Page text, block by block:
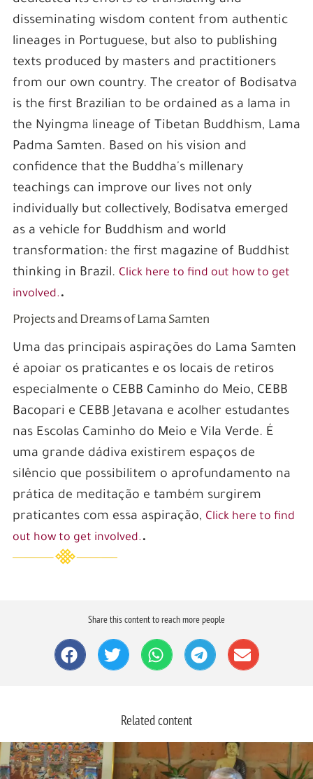
disseminating wisdom content from authentic
lineages in Portuguese, but also to publishing
texts produced by masters and practitioners
from our own country. The creator of Bodisatva
is the first Brazilian to be ordained as a lama in
the Nyingma lineage of Tibetan Buddhism, Lama
Padma Samten. Based on his vision and
confidence that the Buddha's millenary
teachings can improve our lives not only
individually but collectively, Bodisatva emerged
as a vehicle for Buddhism and world
transformation: the first magazine of Buddhist
thinking in Brazil. Click here to find out how to get
involved..
Projects and Dreams of Lama Samten
Uma das principais aspirações do Lama Samten
é apoiar os praticantes e os locais de retiros
especialmente o CEBB Caminho do Meio, CEBB
Bacopari e CEBB Jetavana e acolher estudantes
nas Escolas Caminho do Meio e Vila Verde. É
uma grande dádiva existirem espaços de
silêncio que possibilitem o aprofundamento na
prática de meditação e também surgirem
praticantes com essa aspiração, Click here to find
out how to get involved..
Share this content to reach more people
Related content